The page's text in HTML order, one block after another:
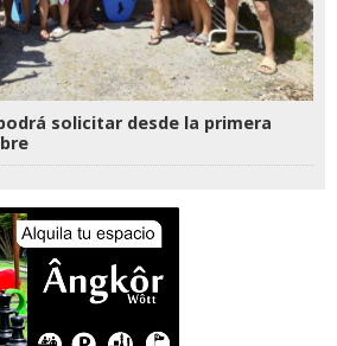
solicitar desde la primera